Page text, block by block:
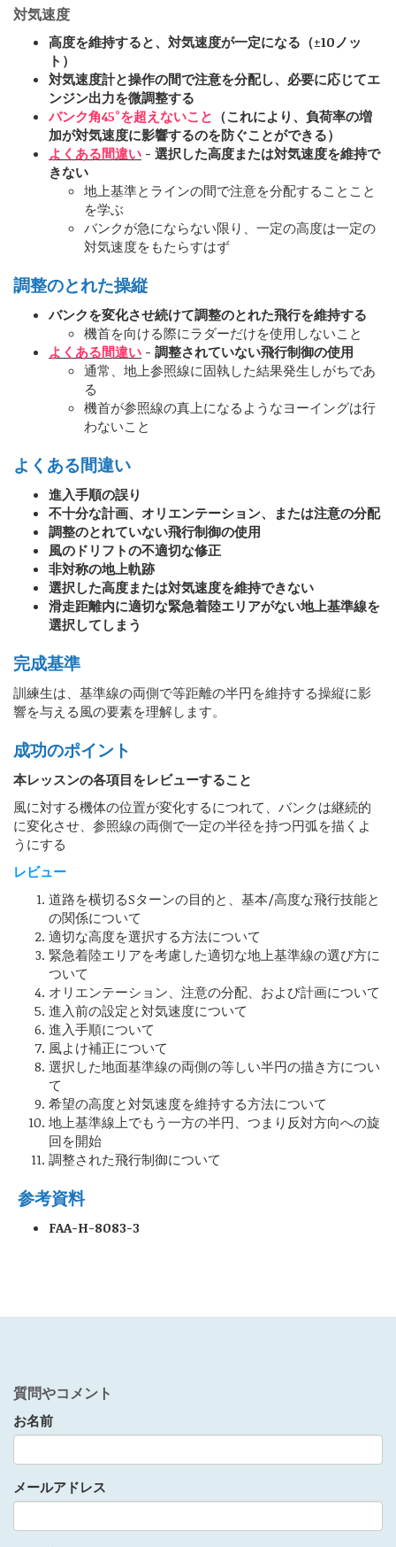
対気速度
高度を維持すると、対気速度が一定になる（±10ノッ
ト）
対気速度計と操作の間で注意を分配し、必要に応じてエ
ンジン出力を微調整する
バンク角45°を超えないこと （これにより、負荷率の増
加が対気速度に影響するのを防ぐことができる）
よくある間違い - 選択した高度または対気速度を維持で
きない
地上基準とラインの間で注意を分配することこと
を学ぶ
バンクが急にならない限り、一定の高度は一定の
対気速度をもたらすはず
調整のとれた操縦
バンクを変化させ続けて調整のとれた飛行を維持する
機首を向ける際にラダーだけを使用しないこと
よくある間違い - 調整されていない飛行制御の使用
通常、地上参照線に固執した結果発生しがちであ
る
機首が参照線の真上になるようなヨーイングは行
わないこと
よくある間違い
進入手順の誤り
不十分な計画、オリエンテーション、または注意の分配
調整のとれていない飛行制御の使用
風のドリフトの不適切な修正
非対称の地上軌跡
選択した高度または対気速度を維持できない
滑走距離内に適切な緊急着陸エリアがない地上基準線を
選択してしまう
完成基準
訓練生は、基準線の両側で等距離の半円を維持する操縦に影
響を与える風の要素を理解します。
成功のポイント
本レッスンの各項目をレビューすること
風に対する機体の位置が変化するにつれて、バンクは継続的
に変化させ、参照線の両側で一定の半径を持つ円弧を描くよ
うにする
レビュー
道路を横切るSターンの目的と、基本/高度な飛行技能と
の関係について
適切な高度を選択する方法について
緊急着陸エリアを考慮した適切な地上基準線の選び方に
ついて
オリエンテーション、注意の分配、および計画について
進入前の設定と対気速度について
進入手順について
風よけ補正について
選択した地面基準線の両側の等しい半円の描き方につい
て
希望の高度と対気速度を維持する方法について
地上基準線上でもう一方の半円、つまり反対方向への旋
回を開始
調整された飛行制御について
参考資料
FAA-H-8083-3
質問やコメント
お名前
メールアドレス